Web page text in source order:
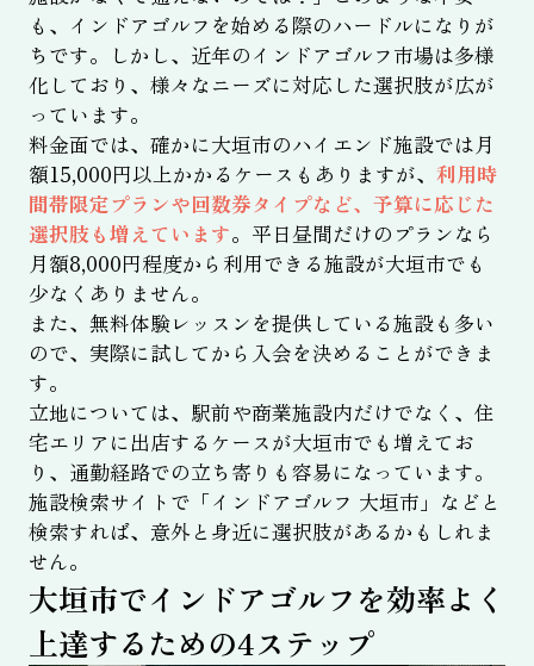
も、インドアゴルフを始める際のハードルになりが
ちです。しかし、近年のインドアゴルフ市場は多様
化しており、様々なニーズに対応した選択肢が広が
っています。
料金面では、確かに大垣市のハイエンド施設では月
額15,000円以上かかるケースもありますが、 利用時
間帯限定プランや回数券タイプなど、予算に応じた
選択肢も増えています。平日昼間だけのプランなら
月額8,000円程度から利用できる施設が大垣市でも
少なくありません。
また、無料体験レッスンを提供している施設も多い
ので、実際に試してから入会を決めることができま
す。
立地については、駅前や商業施設内だけでなく、住
宅エリアに出店するケースが大垣市でも増えてお
り、通勤経路での立ち寄りも容易になっています。
施設検索サイトで「インドアゴルフ 大垣市」などと
検索すれば、意外と身近に選択肢があるかもしれま
せん。
大垣市でインドアゴルフを効率よく
上達するための4ステップ